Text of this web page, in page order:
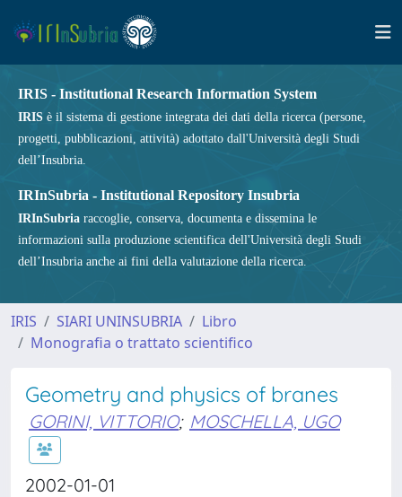
IRIS - Institutional Research Information System
IRIS è il sistema di gestione integrata dei dati della ricerca (persone,
progetti, pubblicazioni, attività) adottato dall'Università degli Studi
dell’Insubria.
IRInSubria - Institutional Repository Insubria
IRInSubria raccoglie, conserva, documenta e dissemina le
informazioni sulla produzione scientifica dell'Università degli Studi
dell’Insubria anche ai fini della valutazione della ricerca.
IRIS SIARI UNINSUBRIA
Libro
Monografia o trattato scientifico
Geometry and physics of branes
GORINI, VITTORIO; MOSCHELLA, UGO
2002-01-01